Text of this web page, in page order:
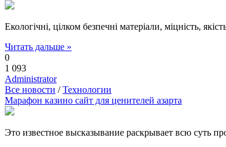
Екологічні, цілком безпечні матеріали, міцність,
Читать дальше »
0
1 093
Administrator
Все новости /Технологии
Марафон казино сайт для ценителей азарта
Это известное высказывание раскрывает всю суть